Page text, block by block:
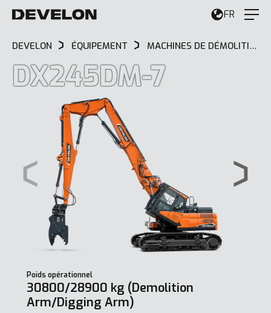
FR
DEVELON ÉQUIPEMENT MACHINES DE DÉMOLITION
DX245DM-7
Poids opérationnel
30800/28900 kg (Demolition
Arm/Digging Arm)